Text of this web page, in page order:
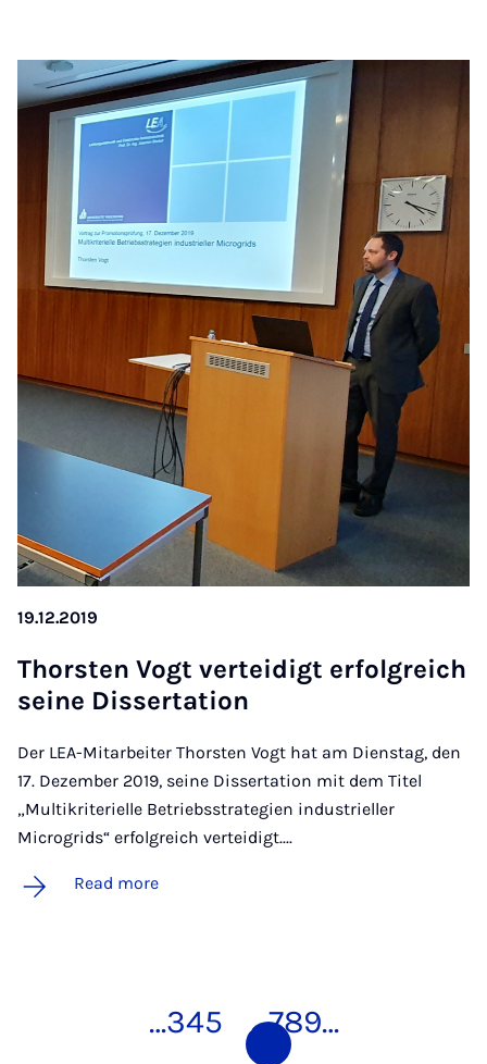
19.12.2019
Thor­sten Vo­gt ver­tei­digt er­fol­greich
seine Dis­ser­ta­tion
Der LEA-Mitarbeiter Thorsten Vogt hat am Dienstag, den
17. Dezember 2019, seine Dissertation mit dem Titel
„Multikriterielle Betriebsstrategien industrieller
Microgrids“ erfolgreich verteidigt....
Read more
…345 6 789…